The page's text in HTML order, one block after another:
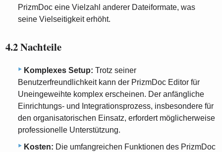
PrizmDoc eine Vielzahl anderer Dateiformate, was
seine Vielseitigkeit erhöht.
4.2 Nachteile
Komplexes Setup: Trotz seiner
Benutzerfreundlichkeit kann der PrizmDoc Editor für
Uneingeweihte komplex erscheinen. Der anfängliche
Einrichtungs- und Integrationsprozess, insbesondere für
den organisatorischen Einsatz, erfordert möglicherweise
professionelle Unterstützung.
Kosten: Die umfangreichen Funktionen des PrizmDoc